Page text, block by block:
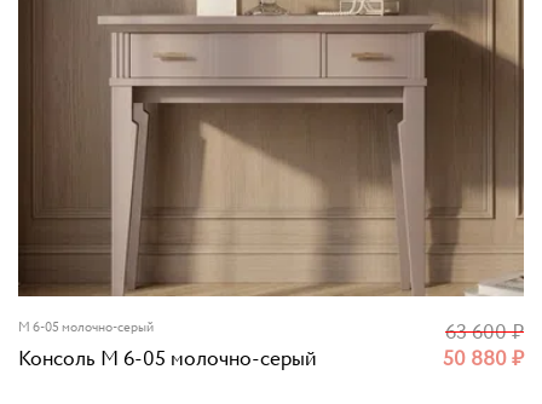
М 6-05 молочно-серый
Консоль М 6-05 молочно-серый 50 880₽
63 600₽